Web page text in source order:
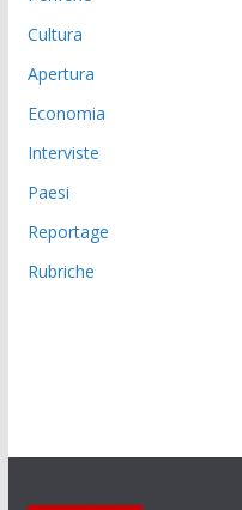
Cultura
Apertura
Economia
Interviste
Paesi
Reportage
Rubriche